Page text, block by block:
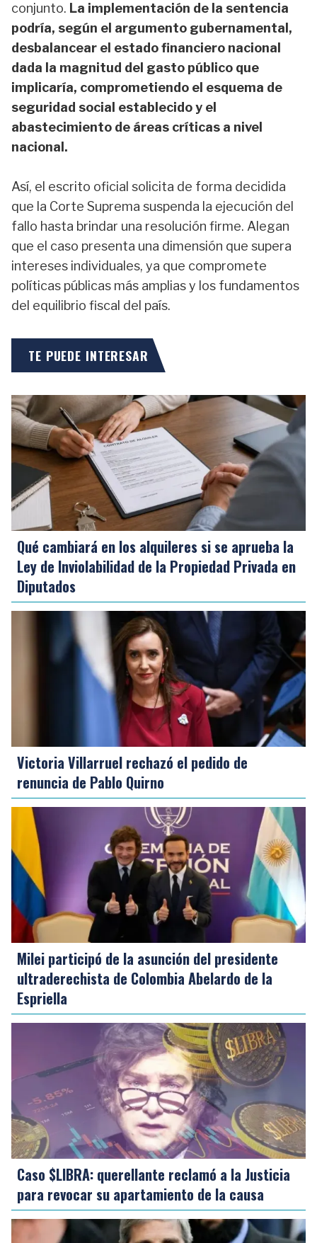
conjunto. La implementación de la sentencia
podría, según el argumento gubernamental,
desbalancear el estado financiero nacional
dada la magnitud del gasto público que
implicaría, comprometiendo el esquema de
seguridad social establecido y el
abastecimiento de áreas críticas a nivel
nacional.
Así, el escrito oficial solicita de forma decidida
que la Corte Suprema suspenda la ejecución del
fallo hasta brindar una resolución firme. Alegan
que el caso presenta una dimensión que supera
intereses individuales, ya que compromete
políticas públicas más amplias y los fundamentos
del equilibrio fiscal del país.
TE PUEDE INTERESAR
Qué cambiará en los alquileres si se aprueba la
Ley de Inviolabilidad de la Propiedad Privada en
Diputados
Victoria Villarruel rechazó el pedido de
renuncia de Pablo Quirno
Milei participó de la asunción del presidente
ultraderechista de Colombia Abelardo de la
Espriella
Caso $LIBRA: querellante reclamó a la Justicia
para revocar su apartamiento de la causa